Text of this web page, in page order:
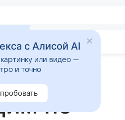
Приметы
имен
по
с Алисой AI
или видео —
и точно